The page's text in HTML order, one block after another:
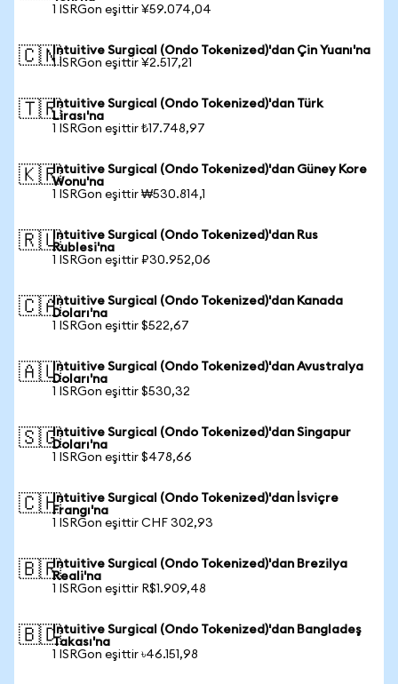
1 ISRGon eşittir ¥59.074,04
🇨🇳Intuitive Surgical (Ondo Tokenized)'dan Çin Yuanı'na
1 ISRGon eşittir ¥2.517,21
🇹🇷Intuitive Surgical (Ondo Tokenized)'dan Türk
Lirası'na
1 ISRGon eşittir ₺17.748,97
🇰🇷Intuitive Surgical (Ondo Tokenized)'dan Güney Kore
Wonu'na
1 ISRGon eşittir ₩530.814,1
🇷🇺Intuitive Surgical (Ondo Tokenized)'dan Rus
Rublesi'na
1 ISRGon eşittir ₽30.952,06
🇨🇦Intuitive Surgical (Ondo Tokenized)'dan Kanada
Doları'na
1 ISRGon eşittir $522,67
🇦🇺Intuitive Surgical (Ondo Tokenized)'dan Avustralya
Doları'na
1 ISRGon eşittir $530,32
🇸🇬Intuitive Surgical (Ondo Tokenized)'dan Singapur
Doları'na
1 ISRGon eşittir $478,66
🇨🇭Intuitive Surgical (Ondo Tokenized)'dan İsviçre
Frangı'na
1 ISRGon eşittir CHF 302,93
🇧🇷Intuitive Surgical (Ondo Tokenized)'dan Brezilya
Reali'na
1 ISRGon eşittir R$1.909,48
🇧🇩Intuitive Surgical (Ondo Tokenized)'dan Bangladeş
Takası'na
1 ISRGon eşittir ৳46.151,98